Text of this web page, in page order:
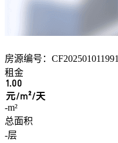
房源编号：CF202501011991
租金
1.00
元/m²/天
-m²
总面积
-层